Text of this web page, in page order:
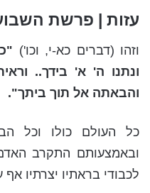
עזות | פרשת
וזהו (דברים כא-י, וכו')
ונתנו ה' א' בידך..
והבאתה אל תוך ביתך".
כל העולם כולו וכל
ובאמצעותם התקרב
לכבודי בראתיו יצרתיו אף